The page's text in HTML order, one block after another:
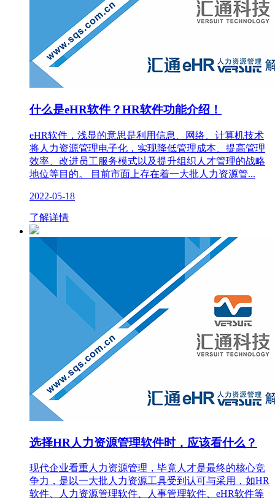
什么是eHR软件？HR软件功能介绍！
eHR软件，浅显的意思是利用信息、网络、计算机技术
将人力资源管理电子化，实现降低管理成本、提高管理
效率、改进员工服务模式以及提升组织人才管理的战略
地位等目的。 目前市面上存在着一大批人力资源管...
2022-05-18
了解详情
选择HR人力资源管理软件时，应该看什么？
现代企业看重人力资源管理，毕竟人才是最终的核心竞
争力，是以一大批人力资源工具受到认可与采用，如HR
软件、人力资源管理软件、人事管理软件、eHR软件等